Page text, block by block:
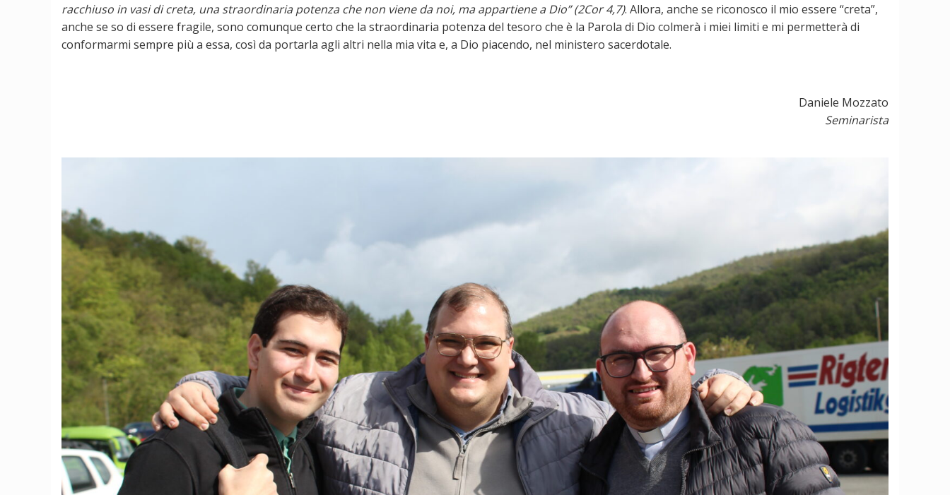
racchiuso in vasi di creta, una straordinaria potenza che non viene da noi, maappartiene a Dio” (2Cor 4,7). Allora, anche se riconosco il mio essere “creta”,
anche se so di essere fragile, sono comunque certo che la straordinaria potenza del tesoro che è la Parola di Dio colmerà i miei limiti e mi permetterà di
conformarmi sempre più a essa, così da portarla agli altri nella mia vita e, a Dio piacendo, nel ministero sacerdotale.
Daniele Mozzato
Seminarista